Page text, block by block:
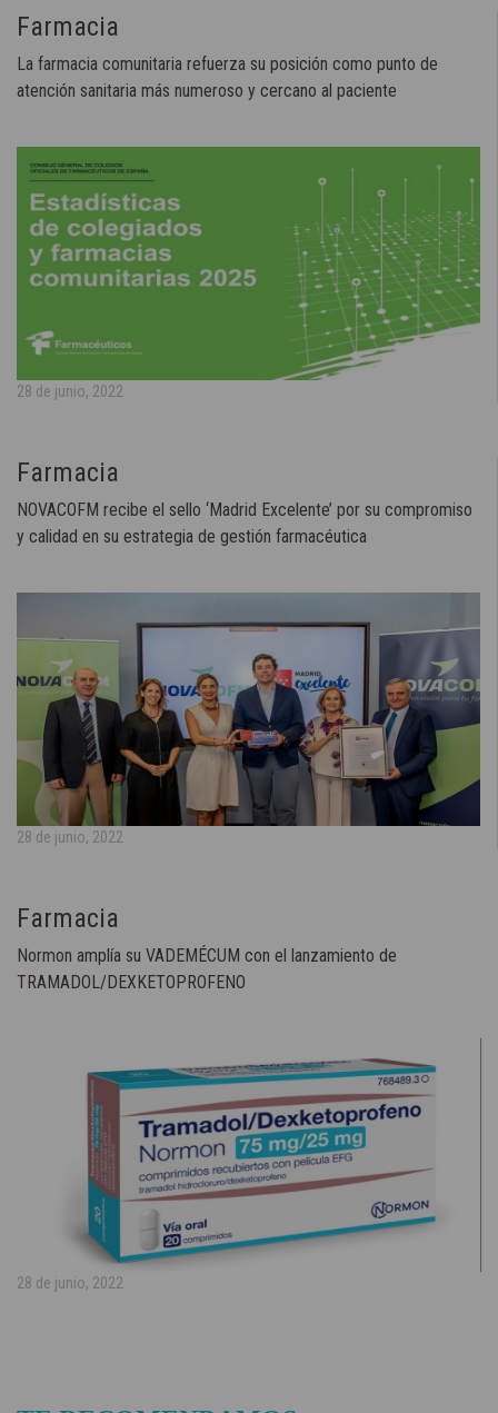
Farmacia
La farmacia comunitaria refuerza su posición como punto de
atención sanitaria más numeroso y cercano al paciente
28 de junio, 2022
Farmacia
NOVACOFM recibe el sello ‘Madrid Excelente’ por su compromiso
y calidad en su estrategia de gestión farmacéutica
28 de junio, 2022
Farmacia
Normon amplía su VADEMÉCUM con el lanzamiento de
TRAMADOL/DEXKETOPROFENO
28 de junio, 2022